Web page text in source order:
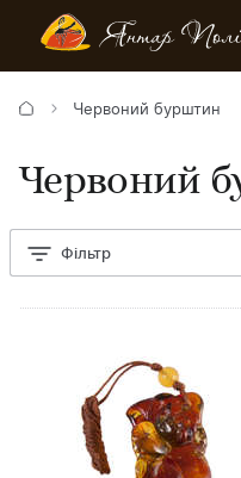
Червоний бурштин
Червоний
Фільтр